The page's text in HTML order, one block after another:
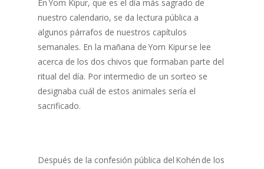
En Yom Kipur, que es el día más sagrado de
nuestro calendario, se da lectura pública a
algunos párrafos de nuestros capítulos
semanales. En la mañana de Yom Kipur se lee
acerca de los dos chivos que formaban parte del
ritual del día. Por intermedio de un sorteo se
designaba cuál de estos animales sería el
sacrificado.
Después de la confesión pública del Kohén de los